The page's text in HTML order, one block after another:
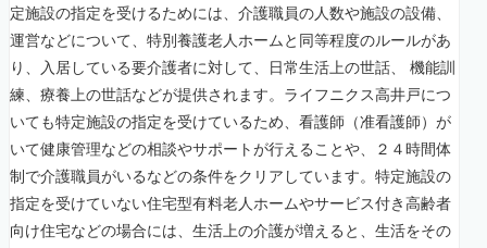
定施設の指定を受けるためには、介護職員の人数や施設の設備、
運営などについて、特別養護老人ホームと同等程度のルールがあ
り、入居している要介護者に対して、日常生活上の世話、 機能訓
練、療養上の世話などが提供されます。ライフニクス高井戸につ
いても特定施設の指定を受けているため、看護師（准看護師）が
いて健康管理などの相談やサポートが行えることや、２４時間体
制で介護職員がいるなどの条件をクリアしています。特定施設の
指定を受けていない住宅型有料老人ホームやサービス付き高齢者
向け住宅などの場合には、生活上の介護が増えると、生活をその